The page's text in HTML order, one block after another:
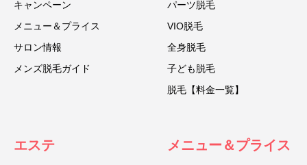
キャンペーン
メニュー＆プライス
サロン情報
メンズ脱毛ガイド
パーツ脱毛
VIO脱毛
全身脱毛
子ども脱毛
脱毛【料金一覧】
エステ メニュー＆プライス